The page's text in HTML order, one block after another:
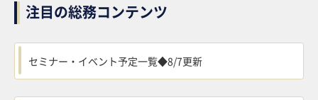
注目の総務コンテンツ
セミナー・イベント予定一覧◆8/7更新